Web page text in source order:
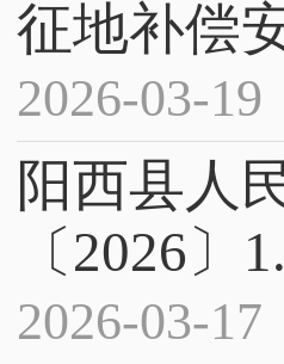
征地补偿
2026-03-19
阳西县人
〔2026〕
2026-03-17